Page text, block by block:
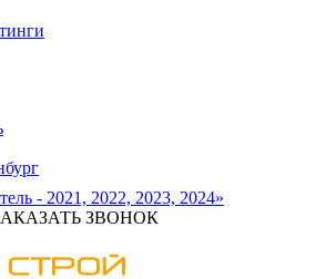
- 2021, 2022, 2023, 2024»
ЗВОНОК